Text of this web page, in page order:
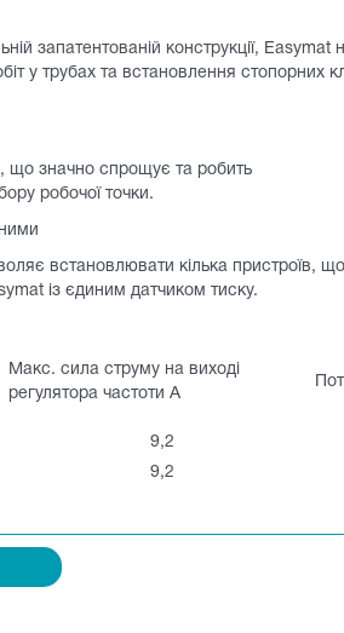
запатентованій конструкції,
у трубах та встановлення стопорних
що значно спрощує та робить
робочої точки.
встановлювати кілька
із єдиним датчиком тиску.
Макс. сила струму на виході
регулятора частоти A
9,2
9,2